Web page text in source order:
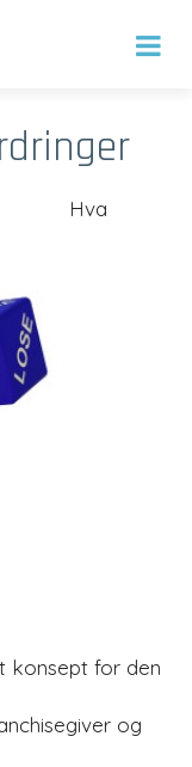
Hva
konsept for den
og